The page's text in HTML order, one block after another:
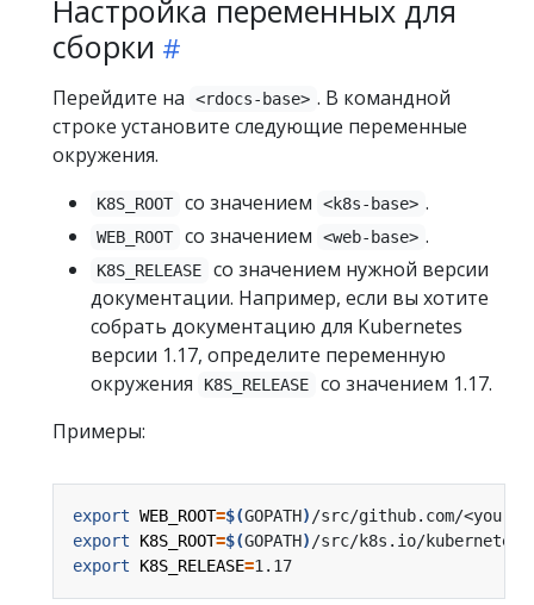
Настройка переменных для
сборки
Перейдите на <rdocs-base> . В командной
строке установите следующие переменные
окружения.
K8S_ROOT со значением <k8s-base> .
WEB_ROOT со значением <web-base> .
K8S_RELEASE
со значением нужной версии
документации. Например, если вы хотите
собрать документацию для Kubernetes
версии 1.17, определите переменную
окружения
K8S_RELEASE
со значением 1.17.
Примеры:
export WEB_ROOT=$(GOPATH)
export
K8S_ROOT=$(GOPATH)
export
K8S_RELEASE=